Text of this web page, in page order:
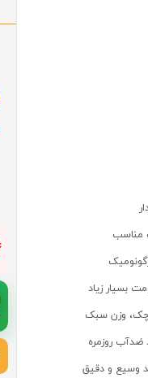
مناسب
بسیار زیاد
وزن سبک
ضدآب روزمره
وسیع و دقیق